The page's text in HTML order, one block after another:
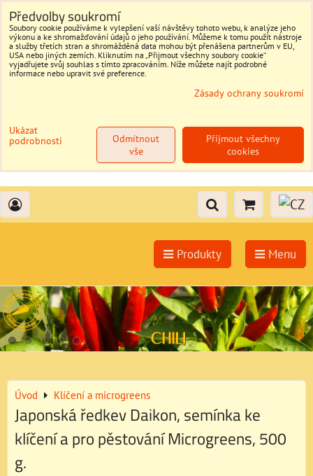
Produkty Menu
Úvod Klíčení a microgreens
Japonská ředkev Daikon, semínka ke
klíčení a pro pěstování Microgreens, 500
g.
Předvolby soukromí
Soubory cookie používáme k vylepšení vaší návštěvy tohoto webu, k analýze jeho
výkonu a ke shromažďování údajů o jeho používání. Můžeme k tomu použít nástroje
a služby třetích stran a shromážděná data mohou být přenášena partnerům v EU,
USA nebo jiných zemích. Kliknutím na „Přijmout všechny soubory cookie“
vyjadřujete svůj souhlas s tímto zpracováním. Níže můžete najít podrobné
informace nebo upravit své preference.
Zásady ochrany soukromí
Ukázat
podrobnosti
Přijmout všechny
cookies
Odmítnout
vše